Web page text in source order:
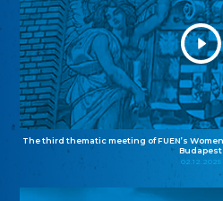
The third thematic meeting of FUEN’s
Budapest
02.12.2025